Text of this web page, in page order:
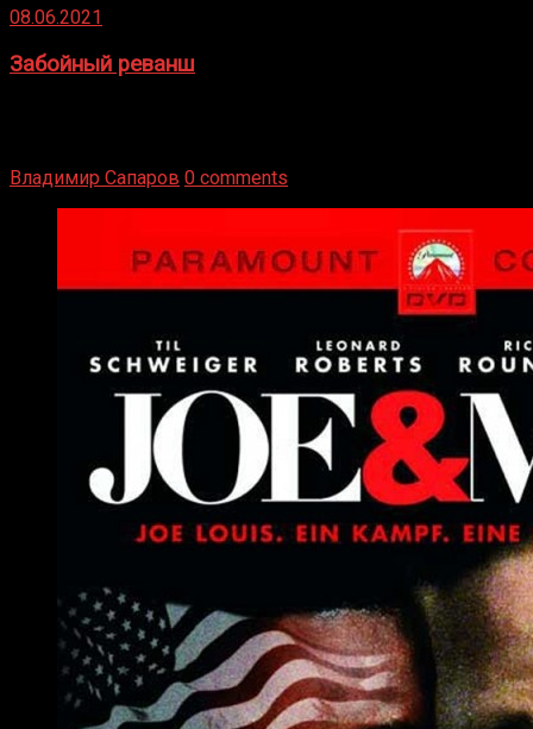
08.06.2021
Забойный реванш
Владимир Сапаров 0 comments